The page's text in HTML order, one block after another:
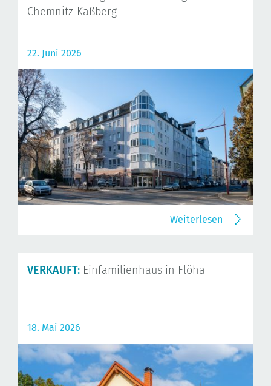
Chemnitz-Kaßberg
22. Juni 2026
Weiterlesen
VERKAUFT: Einfamilienhaus in Flöha
18. Mai 2026